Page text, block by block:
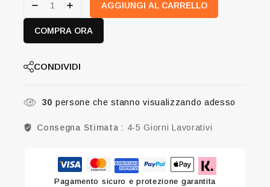
AGGIUNGI AL CARRELLO
COMPRA ORA
CONDIVIDI
30 persone che stanno visualizzando adesso
Consegna Stimata : 4-5 Giorni Lavorativi
Pagamento sicuro e protezione garantita